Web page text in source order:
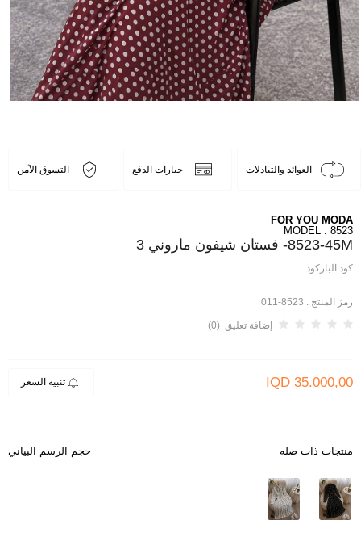
العوائد والتبادلات خيارات الدفع التسوق الآمن
FOR YOU MODA
MODEL : 8523
8523-45M- فستان شيفون ماروني 3
كود الباركود
رمز المنتج : 8523-011
إضافة تعليق (0)
35.000,00 تنبيه السعر
حجم الرسم البياني منتجات ذات صله